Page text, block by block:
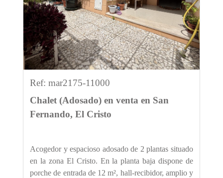
Ref: mar2175-11000
Chalet (Adosado) en venta en San
Fernando, El Cristo
Acogedor y espacioso adosado de 2 plantas situado
en la zona El Cristo. En la planta baja dispone de
porche de entrada de 12 m², hall-recibidor, amplio y